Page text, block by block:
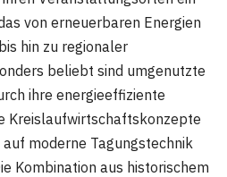
von erneuerbaren Energien
hin zu regionaler
beliebt sind umgenutzte
ihre energieeffiziente
Kreislaufwirtschaftskonzepte
moderne Tagungstechnik
Kombination aus historischem